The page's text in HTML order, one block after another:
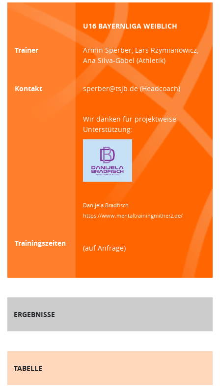
U16 BAYERNLIGA WEIBLICH
Trainer
Armin Sperber, Lars Rzymianowicz,
Ana Silva-Göbel (Athletik)
Kontakt sperber@tsjb.de (Headcoach)
Wir danken für projektweise
Unterstützung:
Danijela Bradfisch
https://www.mentaltrainingmitherz.de/
Trainingszeiten
(auf Anfrage)
ERGEBNISSE
TABELLE